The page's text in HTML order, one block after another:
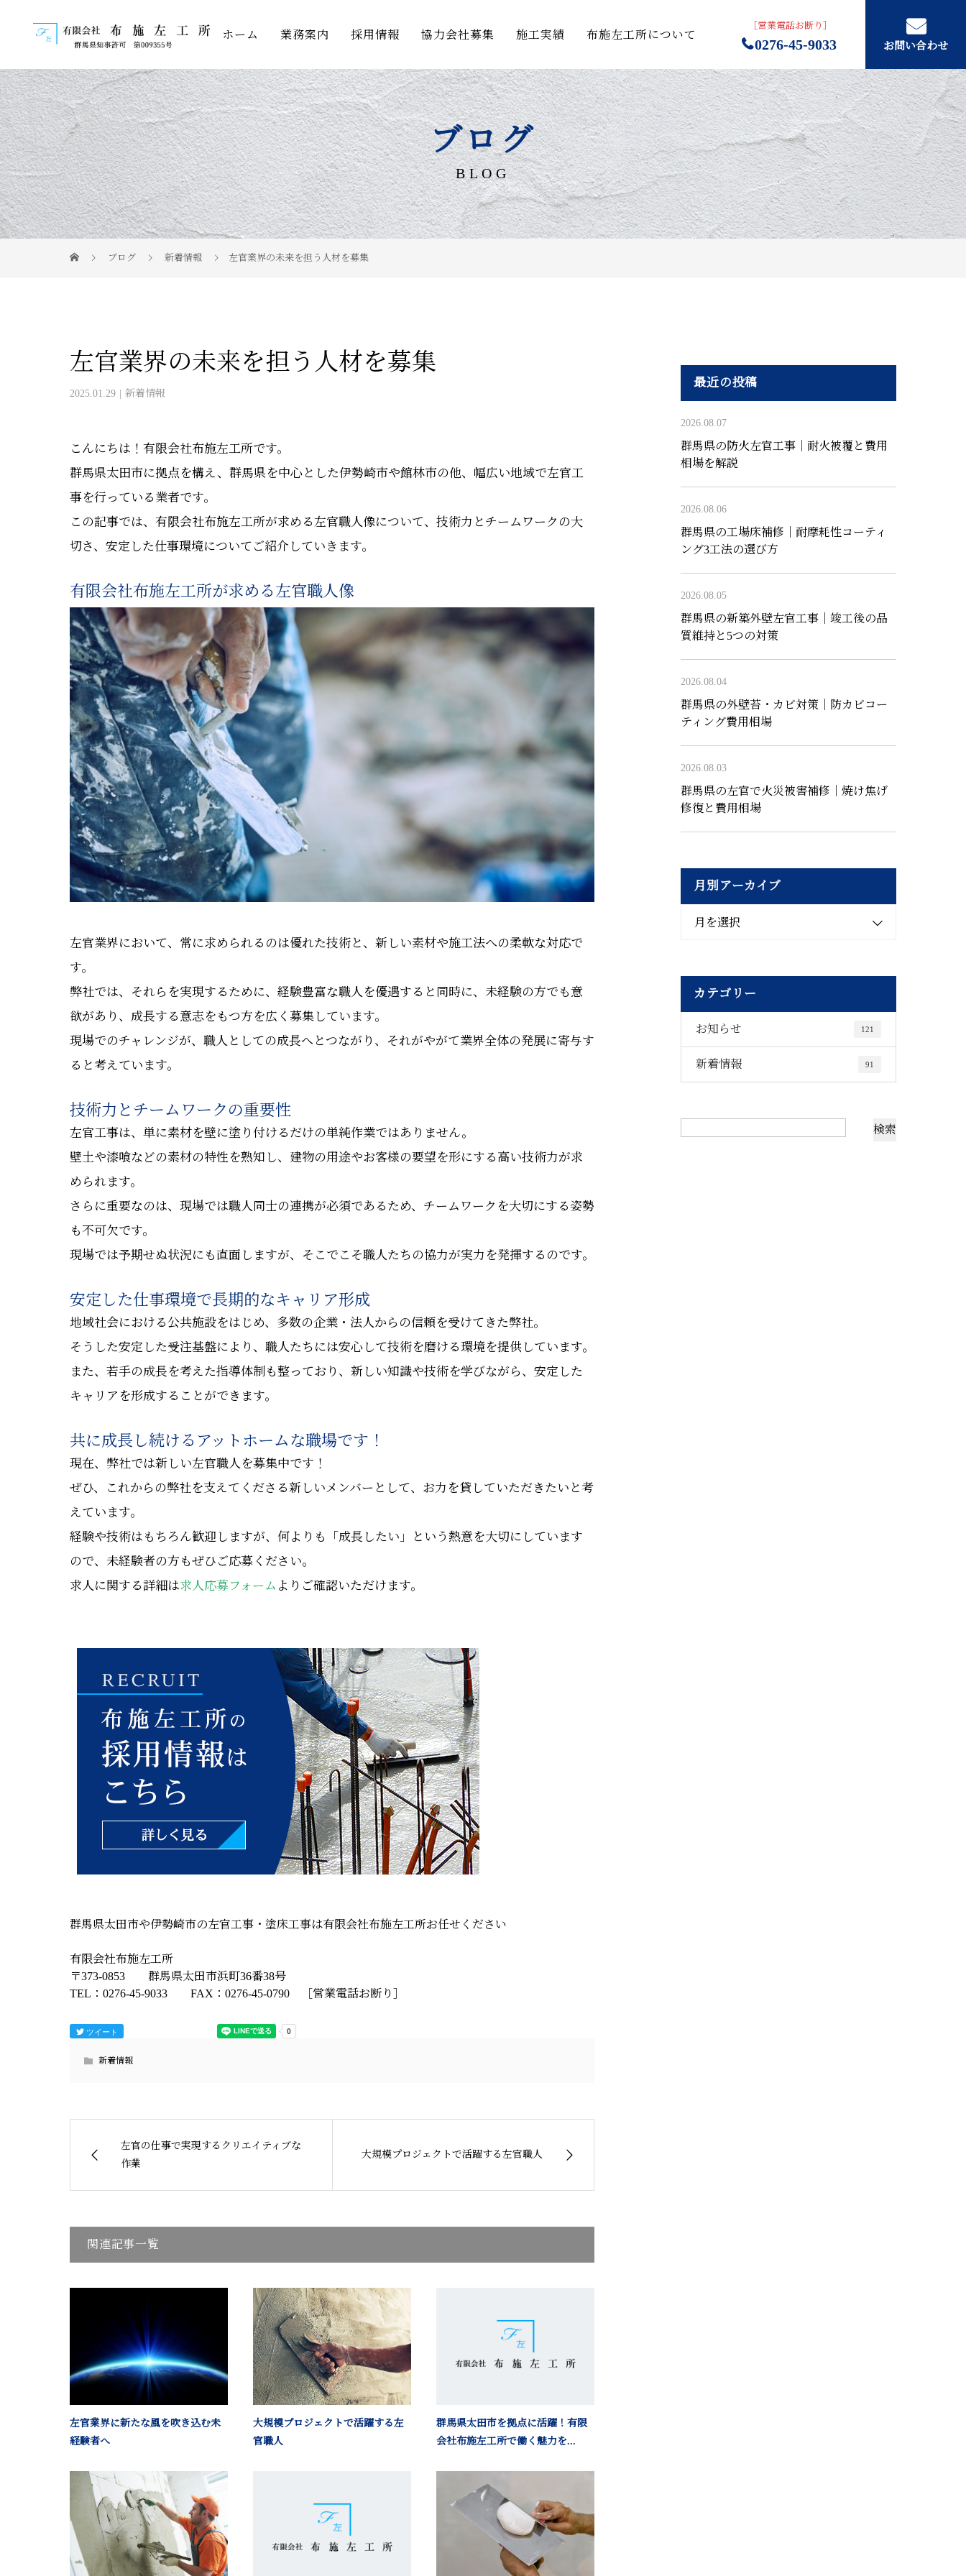
ホーム 業務案内 採用情報 協力会社募集 施工実績 布施左工所について
［営業電話お断り］
0276-45-9033 お問い合わせ
ブログ
BLOG
ブログ 新着情報 左官業界の未来を担う人材を募集
左官業界の未来を担う人材を募集
2025.01.29 新着情報
こんにちは！有限会社布施左工所です。
群馬県太田市に拠点を構え、群馬県を中心とした伊勢崎市や館林市の他、幅広い地域で左官工
事を行っている業者です。
この記事では、有限会社布施左工所が求める左官職人像について、技術力とチームワークの大
切さ、安定した仕事環境についてご紹介していきます。
有限会社布施左工所が求める左官職人像
左官業界において、常に求められるのは優れた技術と、新しい素材や施工法への柔軟な対応で
す。
弊社では、それらを実現するために、経験豊富な職人を優遇すると同時に、未経験の方でも意
欲があり、成長する意志をもつ方を広く募集しています。
現場でのチャレンジが、職人としての成長へとつながり、それがやがて業界全体の発展に寄与す
ると考えています。
技術力とチームワークの重要性
左官工事は、単に素材を壁に塗り付けるだけの単純作業ではありません。
壁土や漆喰などの素材の特性を熟知し、建物の用途やお客様の要望を形にする高い技術力が求
められます。
さらに重要なのは、現場では職人同士の連携が必須であるため、チームワークを大切にする姿勢
も不可欠です。
現場では予期せぬ状況にも直面しますが、そこでこそ職人たちの協力が実力を発揮するのです。
安定した仕事環境で長期的なキャリア形成
地域社会における公共施設をはじめ、多数の企業・法人からの信頼を受けてきた弊社。
そうした安定した受注基盤により、職人たちには安心して技術を磨ける環境を提供しています。
また、若手の成長を考えた指導体制も整っており、新しい知識や技術を学びながら、安定した
キャリアを形成することができます。
共に成長し続けるアットホームな職場です！
現在、弊社では新しい左官職人を募集中です！
ぜひ、これからの弊社を支えてくださる新しいメンバーとして、お力を貸していただきたいと考
えています。
経験や技術はもちろん歓迎しますが、何よりも「成長したい」という熱意を大切にしています
ので、未経験者の方もぜひご応募ください。
求人に関する詳細は求人応募フォーム よりご確認いただけます。
群馬県太田市や伊勢崎市の左官工事・塗床工事は有限会社布施左工所お任せください
有限会社布施左工所
〒373-0853 群馬県太田市浜町36番38号
TEL：0276-45-9033 FAX：0276-45-0790 ［営業電話お断り］
ツイート
新着情報
左官の仕事で実現するクリエイティブな
作業
大規模プロジェクトで活躍する左官職人
関連記事一覧
左官業界に新たな風を吹き込む未
経験者へ
大規模プロジェクトで活躍する左
官職人
群馬県太田市を拠点に活躍！有限
会社布施左工所で働く魅力を...
最近の投稿
2026.08.07
群馬県の防火左官工事｜耐火被覆と費用
相場を解説
2026.08.06
群馬県の工場床補修｜耐摩耗性コーティ
ング3工法の選び方
2026.08.05
群馬県の新築外壁左官工事｜竣工後の品
質維持と5つの対策
2026.08.04
群馬県の外壁苔・カビ対策｜防カビコー
ティング費用相場
2026.08.03
群馬県の左官で火災被害補修｜焼け焦げ
修復と費用相場
月別アーカイブ
月を選択
カテゴリー
お知らせ 121
新着情報 91